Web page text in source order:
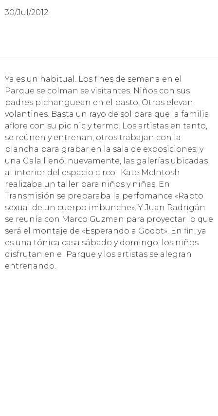
30/Jul/2012
Ya es un habitual. Los fines de semana en el
Parque se colman se visitantes. Niños con sus
padres pichanguean en el pasto. Otros elevan
volantines. Basta un rayo de sol para que la familia
aflore con su pic nic y termo. Los artistas en tanto,
se reúnen y entrenan, otros trabajan con la
plancha para grabar en la sala de exposiciones; y
una Gala llenó, nuevamente, las galerías ubicadas
al interior del espacio circo. Kate McIntosh
realizaba un taller para niños y niñas. En
Transmisión se preparaba la perfomance «Rapto
sexual de un cuerpo imbunche». Y Juan Radrigán
se reunía con Marco Guzman para proyectar lo que
será el montaje de «Esperando a Godot». En fin, ya
es una tónica casa sábado y domingo, los niños
disfrutan en el Parque y los artistas se alegran
entrenando.